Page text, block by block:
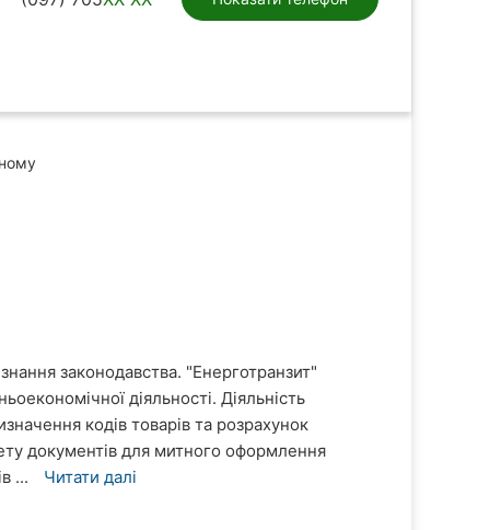
законодавства. "Енерготранзит"
діяльності. Діяльність
кодів товарів та розрахунок
документів для митного оформлення
...
Читати далі